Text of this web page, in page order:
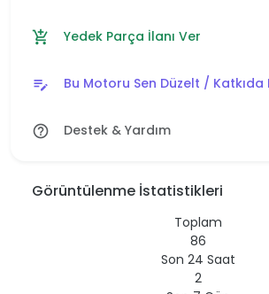
add_shopping_cart Yedek Parça İlanı Ver
edit_note Bu Motoru Sen Düzelt / Katkıda
help_outline Destek & Yardım
Görüntülenme İstatistikleri
Toplam
86
Son 24 Saat
2